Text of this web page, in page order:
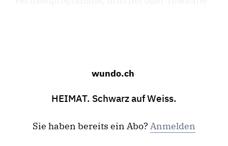
wundo.ch
HEIMAT. Schwarz auf Weiss.
Sie haben bereits ein Abo? Anmelden